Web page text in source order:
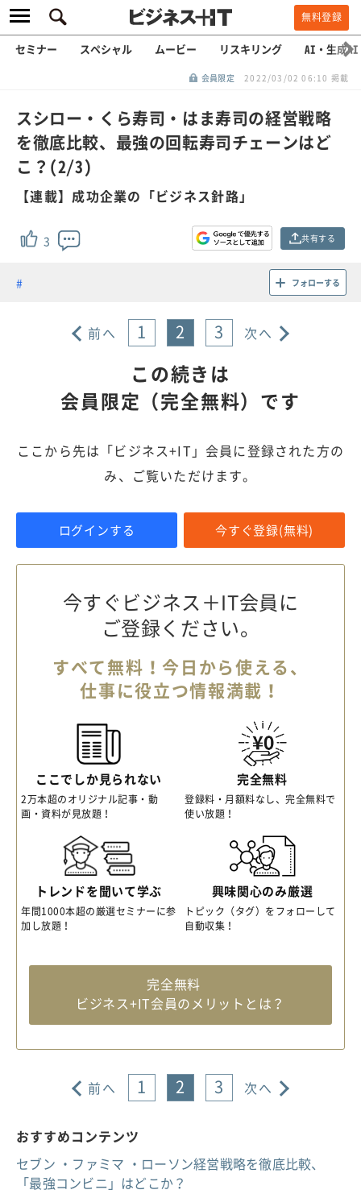
無料登録
セミナー スペシャル ムービー リスキリング AI・生成AI
会員限定 2022/03/02 06:10 掲載
スシロー・くら寿司・はま寿司の経営戦略
を徹底比較、最強の回転寿司チェーンはど
こ？(2/3)
【連載】成功企業の「ビジネス針路」
3 共有する
フォローする
前へ 1 2 3 次へ
この続きは
会員限定（完全無料）です
ここから先は「ビジネス+IT」会員に登録された方の
み、ご覧いただけます。
ログインする 今すぐ登録(無料)
今すぐビジネス＋IT会員に
ご登録ください。
すべて無料！今日から使える、
仕事に役立つ情報満載！
ここでしか見られない
2万本超のオリジナル記事・動
画・資料が見放題！
完全無料
登録料・月額料なし、完全無料で
使い放題！
トレンドを聞いて学ぶ
年間1000本超の厳選セミナーに参
加し放題！
興味関心のみ厳選
トピック（タグ）をフォローして
自動収集！
完全無料
ビジネス+IT会員のメリットとは？
前へ 1 2 3 次へ
おすすめコンテンツ
セブン ・ファミマ ・ローソン経営戦略を徹底比較、
「最強コンビニ」はどこか？